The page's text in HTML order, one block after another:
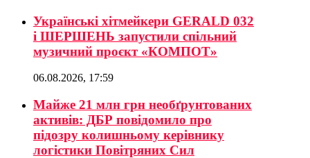
Українські хітмейкери GERALD 032
і ШЕРШЕНЬ запустили спільний
музичний проєкт «КОМПОТ»
06.08.2026, 17:59
Майже 21 млн грн необґрунтованих
активів: ДБР повідомило про
підозру колишньому керівнику
логістики Повітряних Сил